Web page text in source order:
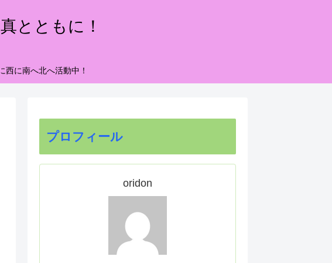
とともに！
西に南へ北へ活動中！
プロフィール
oridon